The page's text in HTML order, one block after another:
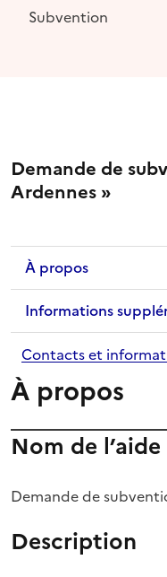
Subvention
Demande de
Ardennes »
À propos
Informations
Contacts et
À propos
Nom de l’aide
Demande de
Description